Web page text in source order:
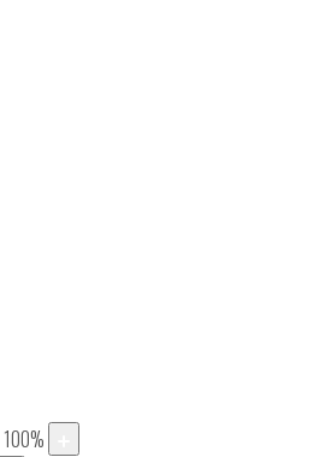
100%